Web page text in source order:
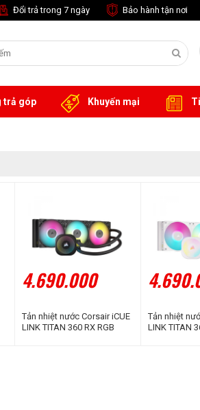
Đổi trả trong 7 ngày Bảo hành tận nơi
trả góp Khuyến mại
4.690.000
Tản nhiệt nước Corsair iCUE
LINK TITAN 360 RX RGB
Tản nhiệt
LINK TITAN